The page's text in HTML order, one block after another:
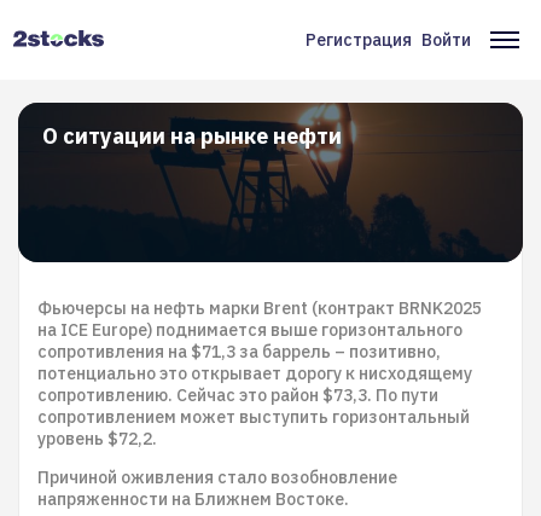
Меню
учётной
записи
пользователя
Регистрация Войти
О ситуации на рынке нефти
Фьючерсы на нефть марки Brent (контракт BRNK2025
на ICE Europe) поднимается выше горизонтального
сопротивления на $71,3 за баррель – позитивно,
потенциально это открывает дорогу к нисходящему
сопротивлению. Сейчас это район $73,3. По пути
сопротивлением может выступить горизонтальный
уровень $72,2.
Причиной оживления стало возобновление
напряженности на Ближнем Востоке.